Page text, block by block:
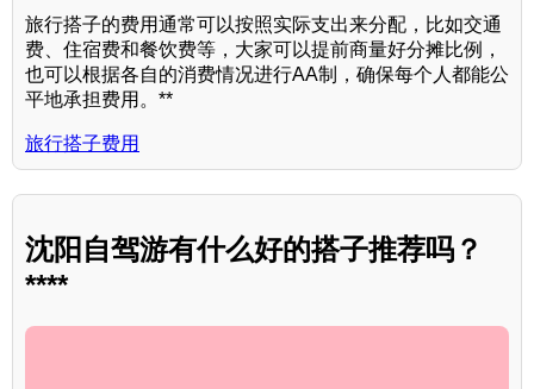
旅行搭子的费用通常可以按照实际支出来分配，比如交通
费、住宿费和餐饮费等，大家可以提前商量好分摊比例，
也可以根据各自的消费情况进行AA制，确保每个人都能公
平地承担费用。**
旅行搭子费用
沈阳自驾游有什么好的搭子推荐吗？
****